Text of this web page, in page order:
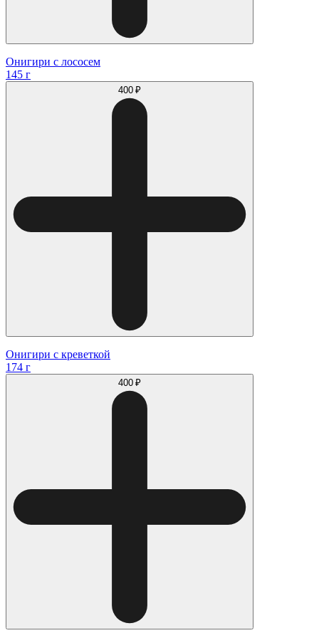
Онигири с лососем
145 г
400 ₽
Онигири с креветкой
174 г
400 ₽